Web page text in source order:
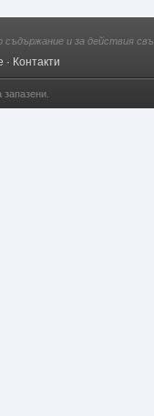
и за действия
· Контакти
запазени.